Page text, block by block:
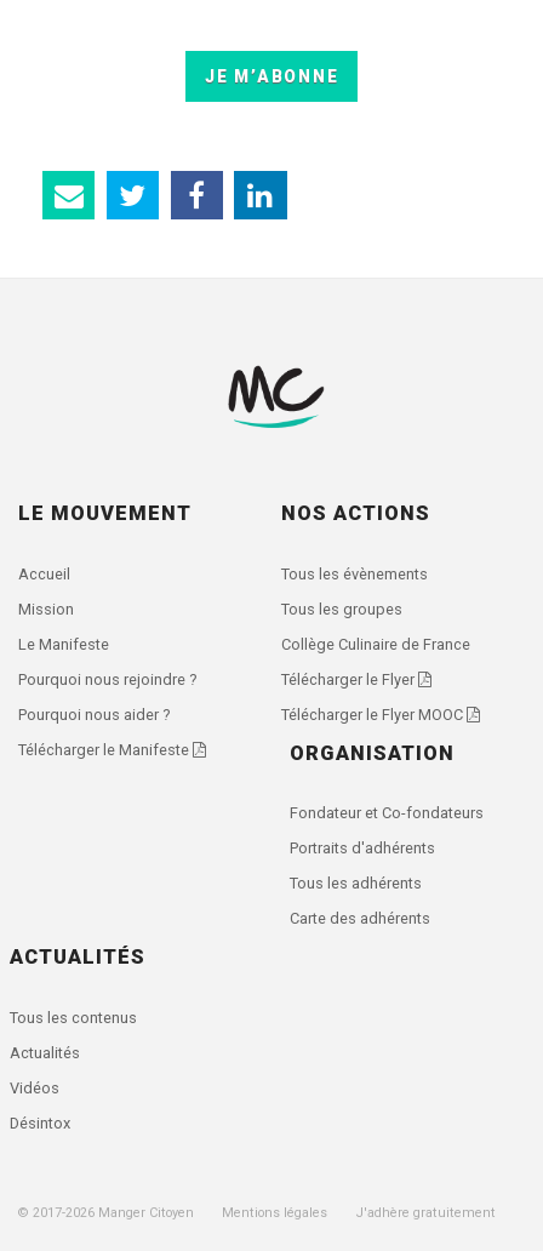
JE M’ABONNE
LE MOUVEMENT
Accueil
Mission
Le Manifeste
Pourquoi nous rejoindre ?
Pourquoi nous aider ?
Télécharger le Manifeste
NOS ACTIONS
Tous les évènements
Tous les groupes
Collège Culinaire de France
Télécharger le Flyer
Télécharger le Flyer MOOC
ORGANISATION
Fondateur et Co-fondateurs
Portraits d'adhérents
Tous les adhérents
Carte des adhérents
ACTUALITÉS
Tous les contenus
Actualités
Vidéos
Désintox
© 2017-2026 Manger Citoyen Mentions légales J'adhère gratuitement